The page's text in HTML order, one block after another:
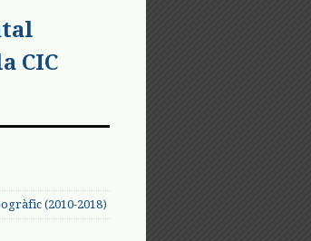
CIC
(2010-2018)